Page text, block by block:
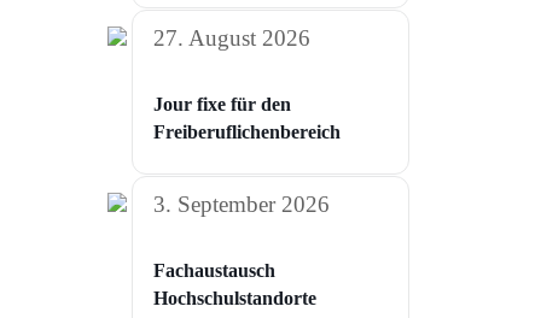
27. August 2026
Jour fixe für den
Freiberuflichenbereich
3. September 2026
Fachaustausch
Hochschulstandorte